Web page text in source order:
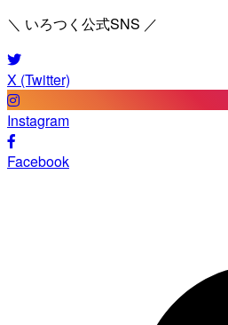
＼ いろつく公式SNS ／
X (Twitter)
Instagram
Facebook